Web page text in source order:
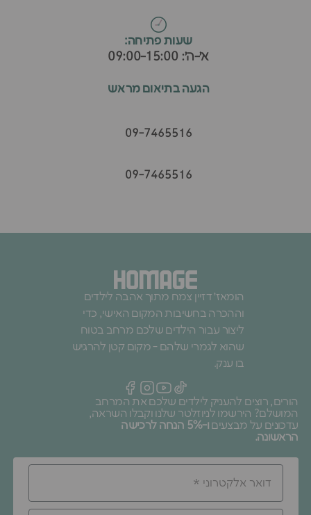
שעות פתיחה:
א׳-ה׳: 09:00-15:00
הגעה בתיאום מראש
09-7465516
09-7465516
הומאז׳ דזיין צמח מתוך אהבה לילדים
וההכרה בחשיבות המקום האישי, כדי
ליצור עבור הילדים שלכם מרחב בטוח
שהוא לגמרי שלהם - מקום קטן להרגיש
בו ענק.
הורים, רוצים להעניק לילדים שלכם את המרחב
המושלם? הירשמו לניוזלטר שלנו וקבלו השראה,
עדכונים על מבצעים
ו-5% הנחה לרכישה
הראשונה.